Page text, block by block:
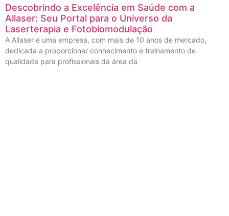
Descobrindo a Excelência em Saúde com a
Allaser: Seu Portal para o Universo da
Laserterapia e Fotobiomodulação
A Allaser é uma empresa, com mais de 10 anos de mercado,
dedicada a proporcionar conhecimento e treinamento de
qualidade para profissionais da área da